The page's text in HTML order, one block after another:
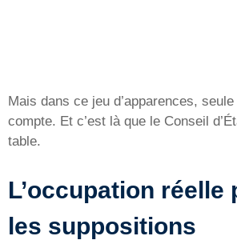
Mais dans ce jeu d’apparences,
compte. Et c’est là que le Conseil
table.
L’occupation réelle
les suppositions